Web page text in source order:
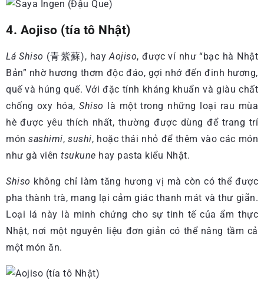
4. Aojiso (tía tô Nhật)
Lá Shiso (青紫蘇), hayAojiso, được ví như “bạc hà Nhật
Bản” nhờ hương thơm độc đáo, gợi nhớ đến đinh hương,
quế và húng quế. Với đặc tính kháng khuẩn và giàu chất
chống oxy hóa,Shiso là một trong những loại rau mùa
hè được yêu thích nhất, thường được dùng để trang trí
mónsashimi,sushi, hoặc thái nhỏ để thêm vào các món
như gà viên tsukune hay pasta kiểu Nhật.
Shiso không chỉ làm tăng hương vị mà còn có thể được
pha thành trà, mang lại cảm giác thanh mát và thư giãn.
Loại lá này là minh chứng cho sự tinh tế của ẩm thực
Nhật, nơi một nguyên liệu đơn giản có thể nâng tầm cả
một món ăn.